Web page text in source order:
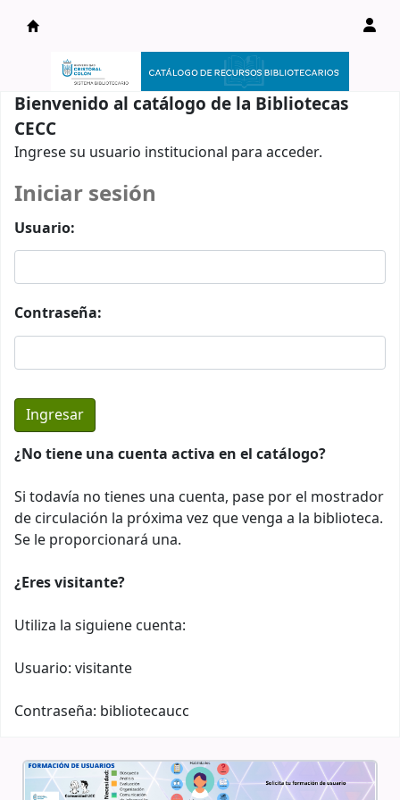
Catálogo en línea
Bienvenido al catálogo de la Bibliotecas
CECC
Ingrese su usuario institucional para acceder.
Iniciar sesión
Usuario:
Contraseña:
¿No tiene una cuenta activa en el catálogo?
Si todavía no tienes una cuenta, pase por el mostrador
de circulación la próxima vez que venga a la biblioteca.
Se le proporcionará una.
¿Eres visitante?
Utiliza la siguiene cuenta:
Usuario: visitante
Contraseña: bibliotecaucc